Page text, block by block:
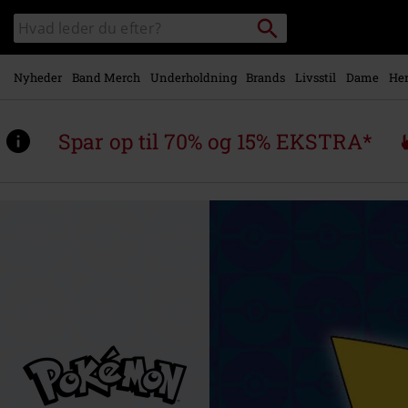
Gå til
hovedindhold
Søg
sortiment
Søg
Nyheder Band Merch Underholdning Brands Livsstil Dame
Spar op til 70% og 15% EKSTRA*